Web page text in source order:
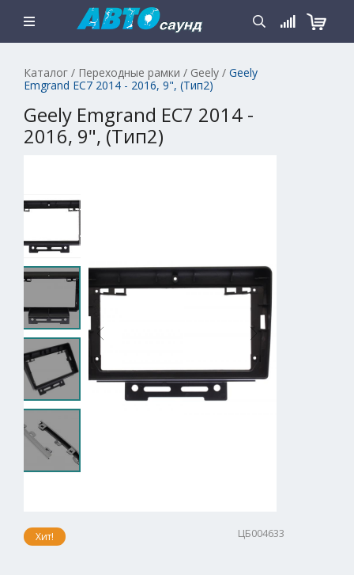
Каталог / Переходные рамки / Geely / Geely
Emgrand EC7 2014 - 2016, 9", (Тип2)
Geely Emgrand EC7 2014 -
2016, 9", (Тип2)
Хит! ЦБ004633